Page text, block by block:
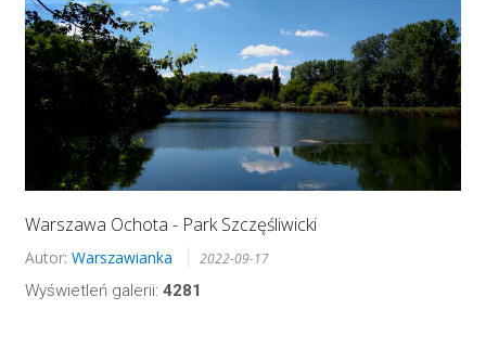
Warszawa Ochota - Park Szczęśliwicki
Autor: Warszawianka 2022-09-17
Wyświetleń galerii: 4281